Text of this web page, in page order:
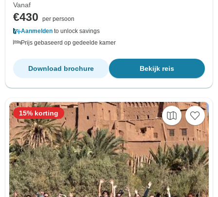
Vanaf
€430
per persoon
Aanmelden to unlock savings
Prijs gebaseerd op gedeelde kamer
Bekijk reis
Download brochure
15% korting